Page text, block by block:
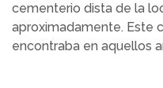
cementerio dista de la
aproximadamente. Este
encontraba en aquellos